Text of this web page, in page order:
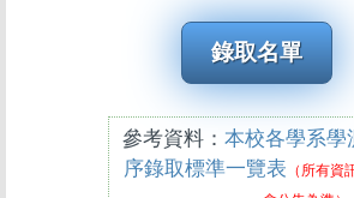
錄取名單
參考資料：本校各學系學
序錄取標準一覽表 （所有資